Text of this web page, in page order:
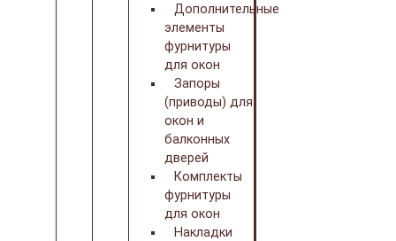
Дополнительные
элементы
фурнитуры
для окон
Запоры
(приводы) для
окон и
балконных
дверей
Комплекты
фурнитуры
для окон
Накладки